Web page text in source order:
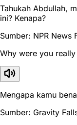
Tahukah Abdullah,
ini? Kenapa?
Sumber: NPR News
Why were you
Mengapa kamu
Sumber: Gravity